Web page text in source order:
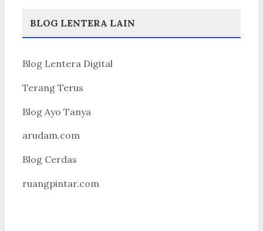
BLOG LENTERA LAIN
Blog Lentera Digital
Terang Terus
Blog Ayo Tanya
arudam.com
Blog Cerdas
ruangpintar.com